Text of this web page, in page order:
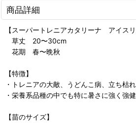
商品詳細
【スーパートレニアカタリーナ アイスリ
草丈 20〜30cm
花期 春〜晩秋
【特徴】
・トレニアの大敵、うどんこ病、立ち枯
・栄養系品種の中でも特に暑さに強く強
【苗のサイズ】